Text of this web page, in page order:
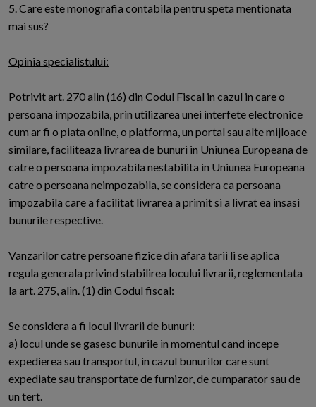
5. Care este monografi­a contabila pentru speta mentionata
mai sus?
Opinia specialistului:
Potrivit art. 270 alin (16) din Codul Fiscal in cazul in care o
persoana impozabila, prin utilizarea unei interfete electronice
cum ar fi o piata online, o platforma, un portal sau alte mijloace
similare, faciliteaza livrarea de bunuri in Uniunea Europeana de
catre o persoana impozabila nestabilita in Uniunea Europeana
catre o persoana neimpozabila, se considera ca persoana
impozabila care a facilitat livrarea a primit si a livrat ea insasi
bunurile respective.
Vanzarilor catre persoane fizice din afara tarii li se aplica
regula generala privind stabilirea locului livrarii, reglementata
la art. 275, alin. (1) din Codul fiscal:
Se considera a fi locul livrarii de bunuri:
a) locul unde se gasesc bunurile in momentul cand incepe
expedierea sau transportul, in cazul bunurilor care sunt
expediate sau transportate de furnizor, de cumparator sau de
un tert.